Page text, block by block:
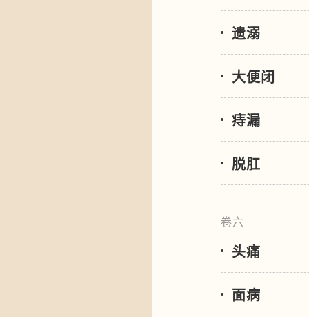
遗溺
大便闭
痔漏
脱肛
卷六
头痛
面病